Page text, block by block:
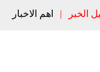
الخبر | اهم الاخبار